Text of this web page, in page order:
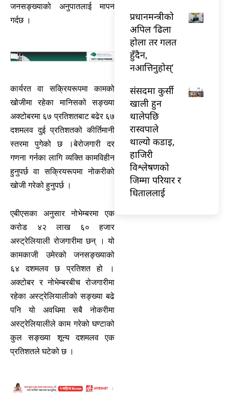
जनसङ्ख्याको अनुपातलाई मापन
गर्दछ ।
कार्यरत वा सक्रियरूपमा कामको
खोजीमा रहेका मानिसको सङ्ख्या
अक्टोबरमा ६७ प्रतिशतबाट बढेर ६७
दशमलव दुई प्रतिशतको कीर्तिमानी
स्तरमा पुगेको छ ।बेरोजगारी दर
गणना गर्नका लागि व्यक्ति कामविहीन
हुनुपर्छ वा सक्रियरूपमा नोकरीको
खोजी गरेको हुनुपर्छ ।
एबीएसका अनुसार नोभेम्बरमा एक
करोड ४२ लाख ६० हजार
अस्ट्रेलियाली रोजगारीमा छन् । यो
कामकाजी उमेरको जनसङ्ख्याको
६४ दशमलव छ प्रतिशत हो ।
अक्टोबर र नोभेम्बरबीच रोजगारीमा
रहेका अस्ट्रेलियालीको सङ्ख्या बढे
पनि यो अवधिमा सबै नोकरीमा
अस्ट्रेलियालीले काम गरेको घण्टाको
कुल सङ्ख्या शून्य दशमलव एक
प्रतिशतले घटेको छ ।
प्रधानमन्त्रीको
अपिल ‘ढिला
होला तर गलत
हुँदैन,
नआत्तिनुहोस्’
संसदमा कुर्सी
खाली हुन
थालेपछि
रास्वपाले
थाल्यो कडाइ,
हाजिरी
विश्लेषणको
जिम्मा परियार र
धिताललाई